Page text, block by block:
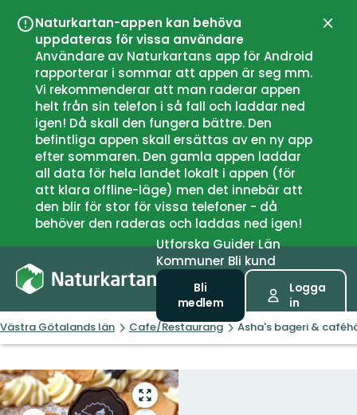
Naturkartan-appen kan behöva
uppdateras för vissa användare
Användare av Naturkartans app för Android
rapporterar i sommar att appen är seg mm.
Vi rekommenderar att man raderar appen
helt från sin telefon i så fall och laddar ned
igen! Då skall den fungera bättre. Den
befintliga appen skall ersättas av en ny app
efter sommaren. Den gamla appen laddar
all data för hela landet lokalt i appen (för
att klara offline-läge) men det innebär att
den blir för stor för vissa telefoner - då
behöver den raderas och laddas ned igen!
UtforskaGuiderLän
Kommuner Bli kund
Bli
medlem
Logga
in
Västra Götalands län Cafe/Restaurang Asha's bageri &
Gå